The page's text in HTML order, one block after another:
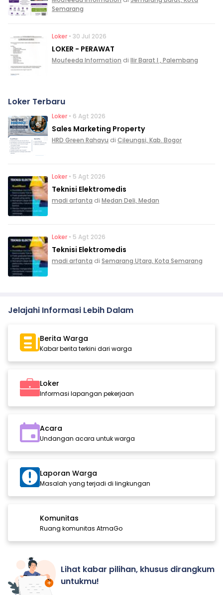
Semarang
Loker • 30 Jul 2026
LOKER - PERAWAT
Moufeeda Information di Ilir Barat I , Palembang
Loker Terbaru
Loker • 6 Agt 2026
Sales Marketing Property
HRD Green Rahayu di Cileungsi, Kab. Bogor
Loker • 5 Agt 2026
Teknisi Elektromedis
madi arfanta di Medan Deli, Medan
Loker • 5 Agt 2026
Teknisi Elektromedis
madi arfanta di Semarang Utara, Kota Semarang
Jelajahi Informasi Lebih Dalam
Berita Warga
Kabar berita terkini dari warga
Loker
Informasi lapangan pekerjaan
Acara
Undangan acara untuk warga
Laporan Warga
Masalah yang terjadi di lingkungan
Komunitas
Ruang komunitas AtmaGo
Lihat kabar pilihan, khusus dirangkum
untukmu!